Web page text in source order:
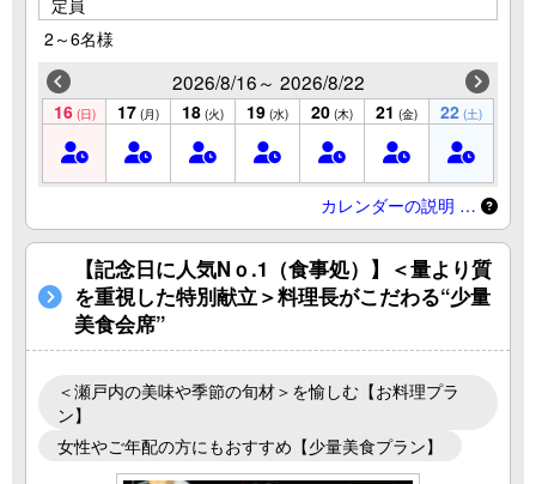
2～6名様
2026/8/16～ 2026/8/22
16 (日) 17 (月) 18 (火) 19 (水) 20 (木) 21 (金) 22 (土)
カレンダーの説明 …
【記念日に人気Nｏ.1（食事処）】＜量より質
を重視した特別献立＞料理長がこだわる“少量
美食会席”
＜瀬戸内の美味や季節の旬材＞を愉しむ【お料理プラ
ン】
女性やご年配の方にもおすすめ【少量美食プラン】